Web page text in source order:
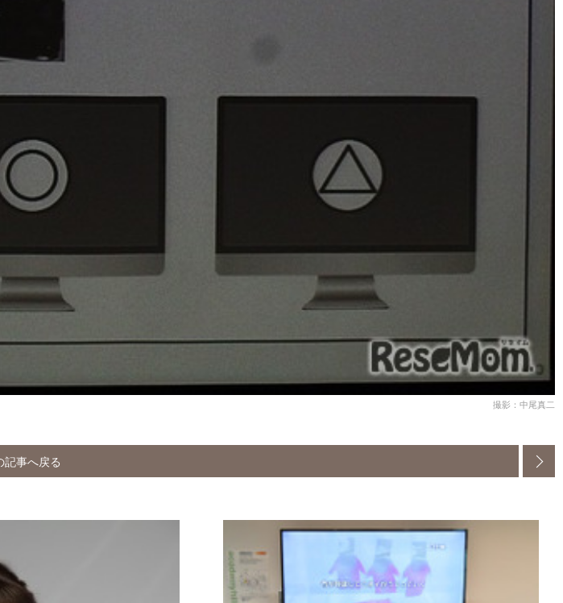
撮影：中尾真二
記事へ戻る